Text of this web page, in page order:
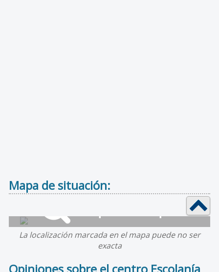
Mapa de situación:
La localización marcada en el mapa puede no ser
exacta
Opiniones sobre el centro Escolanía